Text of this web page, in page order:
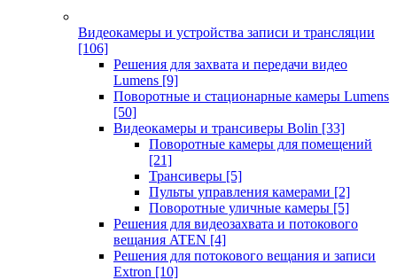
Видеокамеры и устройства записи и трансляции
[106]
Решения для захвата и передачи видео
Lumens [9]
Поворотные и стационарные камеры Lumens
[50]
Видеокамеры и трансиверы Bolin [33]
Поворотные камеры для помещений
[21]
Трансиверы [5]
Пульты управления камерами [2]
Поворотные уличные камеры [5]
Решения для видеозахвата и потокового
вещания ATEN [4]
Решения для потокового вещания и записи
Extron [10]